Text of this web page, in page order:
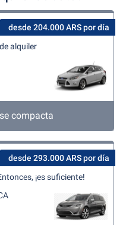
desde 204.000 ARS por día
alquiler
compacta
desde 293.000 ARS por día
¡es suficiente!